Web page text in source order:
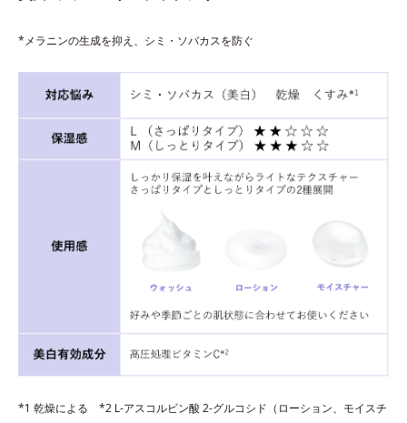
*メラニンの生成を抑え、シミ・ソバカスを防ぐ
*1 乾燥による *2 L-アスコルビン酸 2-グルコシド（ローション、モイスチ